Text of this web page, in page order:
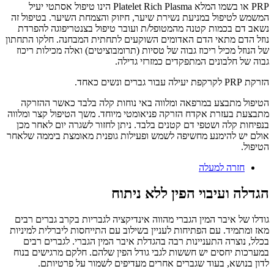
PRP או בשמו המלא Platelet Rich Plasma הינו טיפול אסתטי יעיל
המשמש לטיפול במניעת נשירת שיער, חיזוק והצמחת השיער. בטיפול זה
נשאב דם בכמות קטנה מהמטופל/ת ועובר טיפול בצנטריפוגה להפרדת
נוזל הדם מתאי הדם האדומים השוקעים לתחתית המבחנה. חלקו התחתון
של הנוזל מכיל ריכוז גבוה של טסיות (תרומבוציטים) ואלה מכילות ריכוז
גבוה של חלבונים המתפקדים כמזרזי גדילה.
הזרקת PRP לקרקפת יעילה עבור גברים ונשים כאחד.
הטיפול מתבצע במרפאה ומלווה באי נוחות קלה בלבד כאשר ההזרקה
מתבצעת בעזרת אקדח הזרקה פניאומטי מיוחד. משך הטיפול קצר ומלווה
בנפיחות קלה ושטפי דם קטנים בלבד. ניתן לחזור לשגרה יום לאחר מכן
אולם יש להימנע מחשיפה לשמש ופעילות גופנית מאומצת ביממה שלאחר
הטיפול.
חזרה למעלה
הגדלה ועיבוי הפין ללא ניתוח
גודלו של איבר המין הגברי מהווה אינדיקציה לגבריות בקרב גברים רבים
מאז ומתמיד. עם הפתיחות לעניין בשילוב עם התייחסות ליברלית למיניות
בכלל, נוצרה התעניינות רבה בהגדלת איבר המין הגברי. לגברים רבים
במערכות יחסים יש חששות לגבי גודל הפין שלהם. חלקם מרגישים בנוח
לדון בנושא, בעוד שגברים אחרים מעדיפים לשמור על פרטיותם.